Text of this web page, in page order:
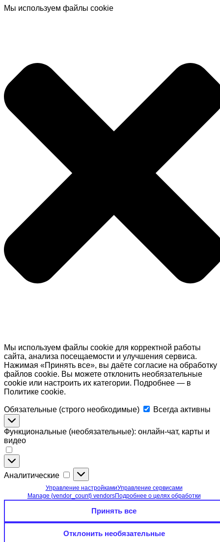
Мы используем файлы cookie
Мы используем файлы cookie для корректной работы
сайта, анализа посещаемости и улучшения сервиса.
Нажимая «Принять все», вы даёте согласие на обработку
файлов cookie. Вы можете отклонить необязательные
cookie или настроить их категории. Подробнее — в
Политике cookie.
Обязательные (строго необходимые)
Обязательные
Всегда активны
Функциональные (необязательные): онлайн-чат, карты и
видео
Функциональные
(необязательные):
онлайн-
и
Аналитические Аналитические
Управление настройкамиУправление сервисами
Manage {vendor_count} vendorsПодробнее о целях обработки
Принять все
Отклонить необязательные